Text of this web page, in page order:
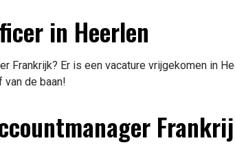
in Heerlen
Frankrijk? Er is een vacature vrijgekomen in
de baan!